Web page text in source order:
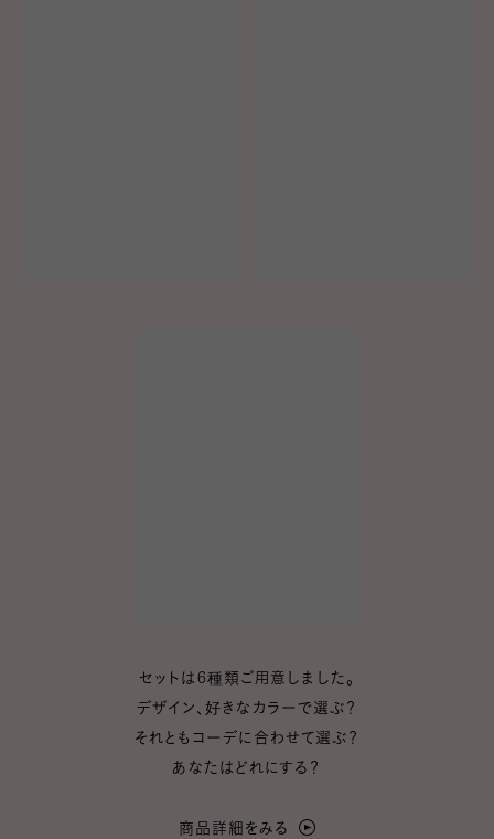
セットは6種類ご用意しました。
デザイン、好きなカラーで選ぶ？
それともコーデに合わせて選ぶ？
あなたはどれにする？
商品詳細をみる